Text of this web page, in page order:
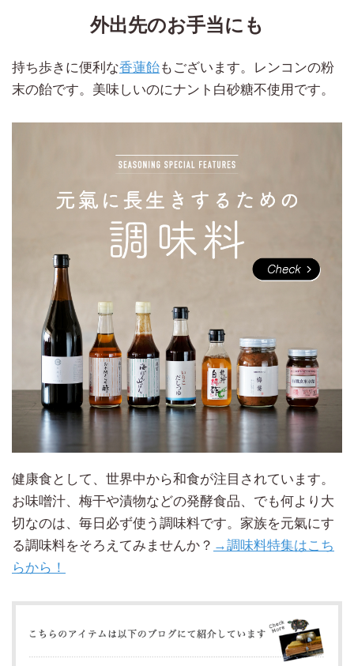
外出先のお手当にも
持ち歩きに便利な香蓮飴もございます。レンコンの粉
末の飴です。美味しいのにナント白砂糖不使用です。
健康食として、世界中から和食が注目されています。
お味噌汁、梅干や漬物などの発酵食品、でも何より大
切なのは、毎日必ず使う調味料です。家族を元氣にす
る調味料をそろえてみませんか？ →調味料特集はこち
らから！